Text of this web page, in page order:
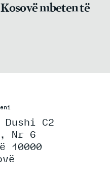
mbeten të
C2
Nr 6
10000